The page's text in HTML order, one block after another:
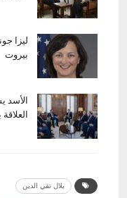
ليزا
بيروت
بلال تقي الدين